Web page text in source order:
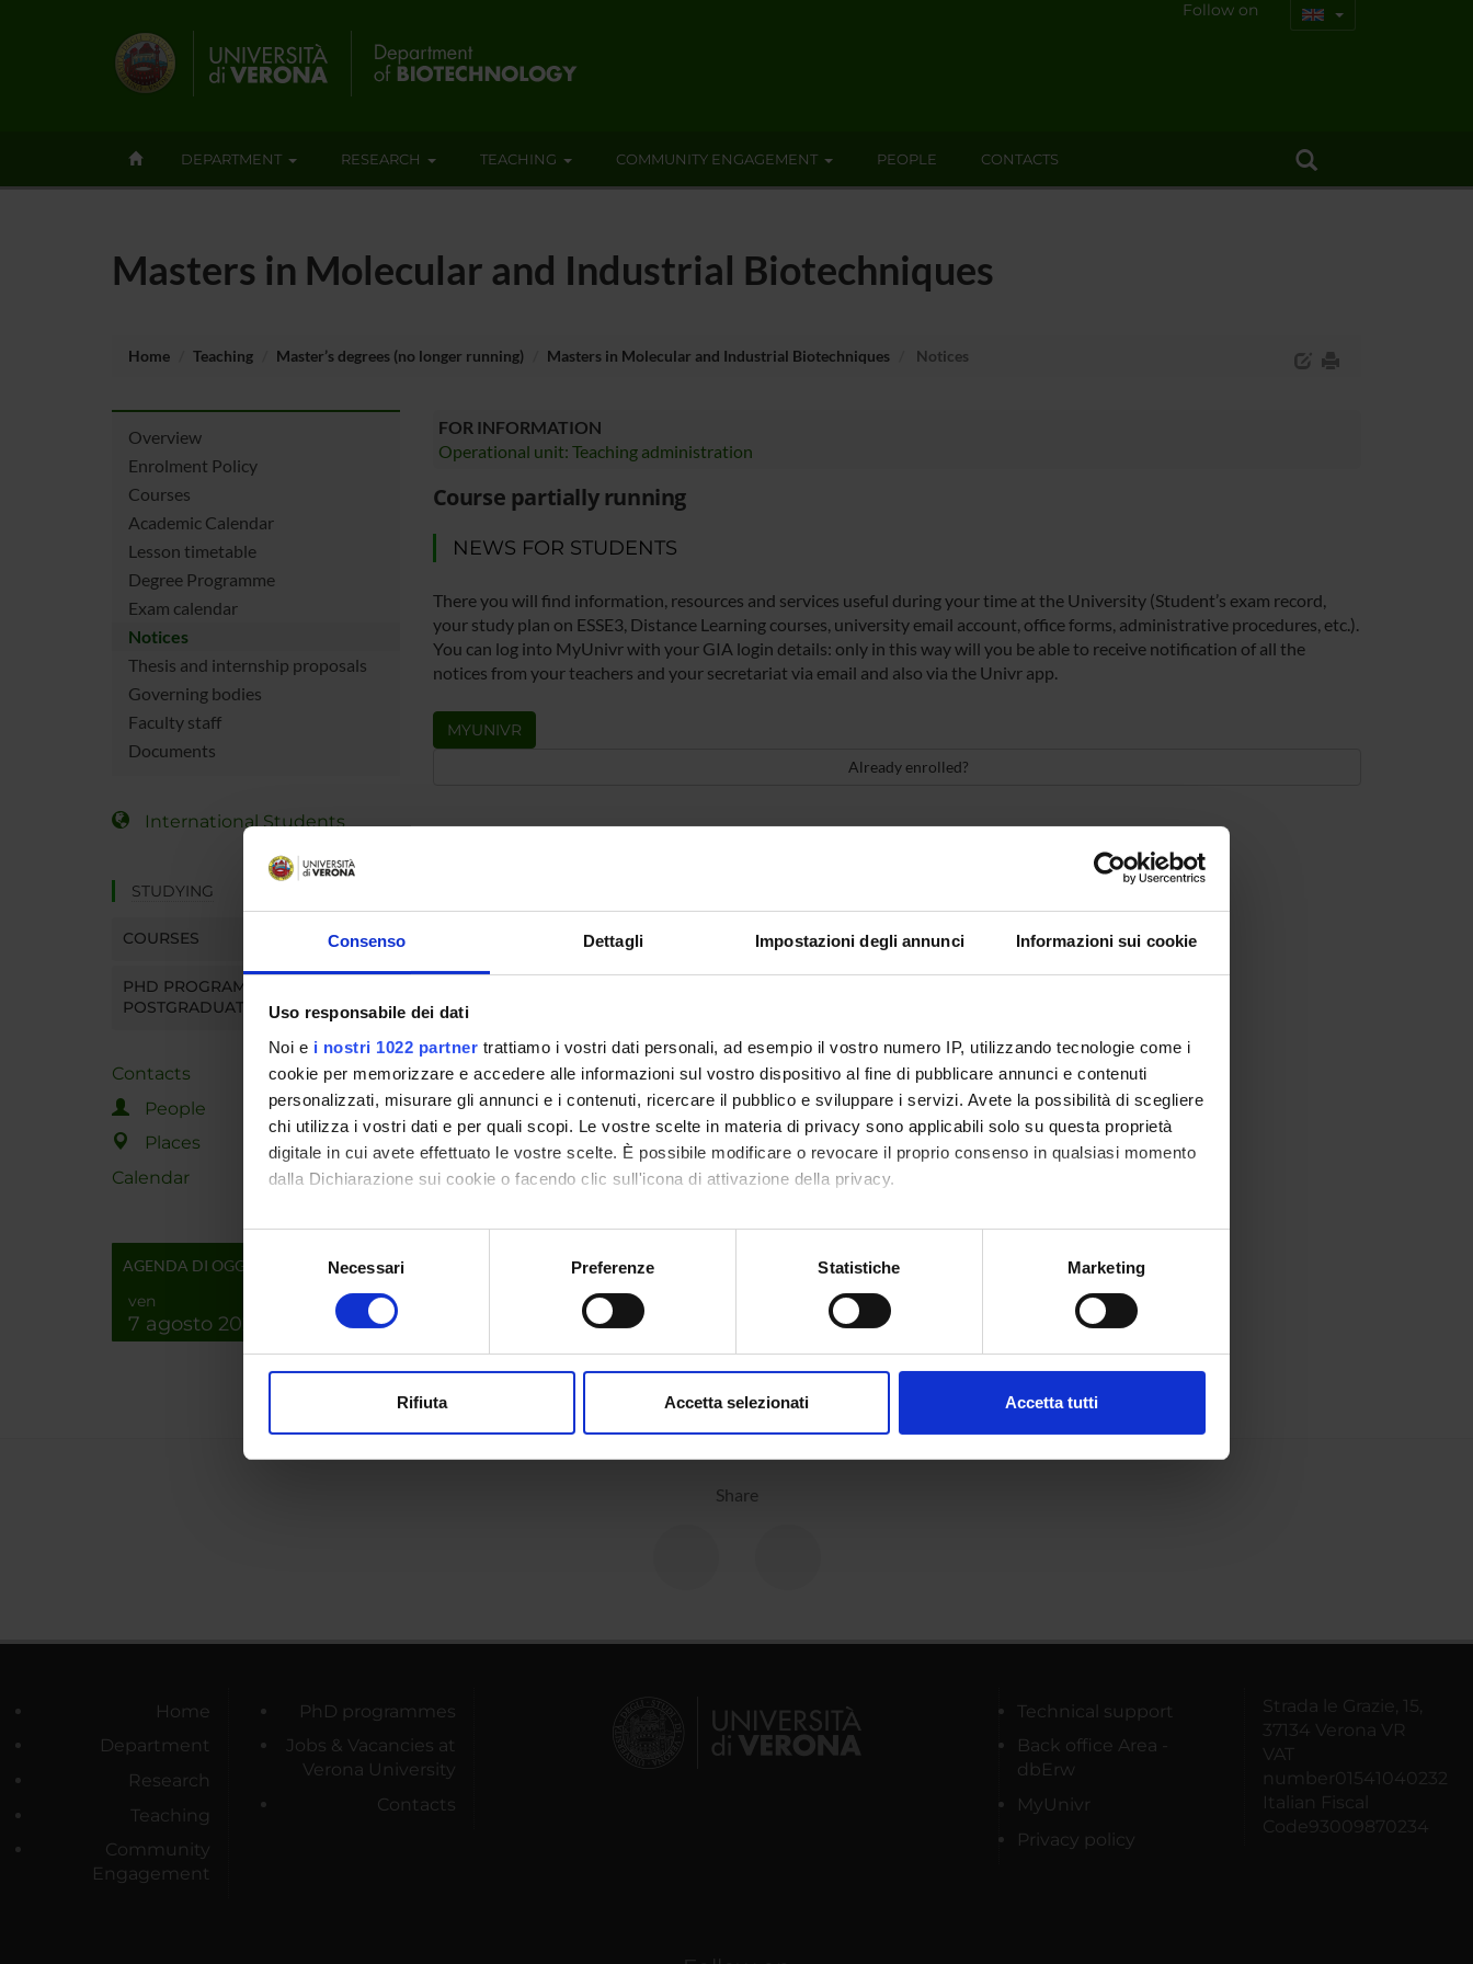
Consenso Dettagli Impostazioni degli annunci Informazioni sui cookie
Uso responsabile dei dati
Noi e i nostri 1022 partner trattiamo i vostri dati personali, ad esempio il vostro numero IP, utilizzando tecnologie come i
cookie per memorizzare e accedere alle informazioni sul vostro dispositivo al fine di pubblicare annunci e contenuti
personalizzati, misurare gli annunci e i contenuti, ricercare il pubblico e sviluppare i servizi. Avete la possibilità di scegliere
chi utilizza i vostri dati e per quali scopi. Le vostre scelte in materia di privacy sono applicabili solo su questa proprietà
digitale in cui avete effettuato le vostre scelte. È possibile modificare o revocare il proprio consenso in qualsiasi momento
dalla Dichiarazione sui cookie o facendo clic sull'icona di attivazione della privacy.
Con il tuo consenso, vorremmo anche:
raccogliere informazioni sulla tua posizione geografica, con un'approssimazione di qualche metro,
digitali).
modificare o ritirare il tuo consenso in qualsiasi momento dalla Dichiarazione sui cookie.
Selezione
del
Necessari Preferenze Statistiche Marketing
Rifiuta Accetta selezionati Accetta tutti
Follow on
DEPARTMENT RESEARCH TEACHING COMMUNITY ENGAGEMENT PEOPLE CONTACTS
Masters in Molecular and Industrial Biotechniques
Home Teaching Master’s degrees (no longer running) Masters in Molecular and Industrial Biotechniques Notices
Overview
Enrolment Policy
Courses
Academic Calendar
Lesson timetable
Degree Programme
Exam calendar
Notices
Thesis and internship proposals
Governing bodies
Faculty staff
Documents
International Students
STUDYING
COURSES
PHD PROGRAMMES AND
POSTGRADUATE TRAINING
Contacts
People
Places
Calendar
AGENDA DI OGGI
ven
7 agosto 2026
FOR INFORMATION
Operational unit: Teaching administration
Course partially running
NEWS FOR STUDENTS
There you will find information, resources and services useful during your time at the University (Student’s exam record,
your study plan on ESSE3, Distance Learning courses, university email account, office forms, administrative procedures, etc.).
You can log into MyUnivr with your GIA login details: only in this way will you be able to receive notification of all the
notices from your teachers and your secretariat via email and also via the Univr app.
MYUNIVR
Already enrolled?
Share
Home
Department
Research
Teaching
Community
Engagement
PhD programmes
Jobs & Vacancies at
Verona University
Contacts
Technical support
Back office Area -
dbErw
MyUnivr
Privacy policy
Strada le Grazie, 15,
37134 Verona VR
VAT
number01541040232
Italian Fiscal
Code93009870234